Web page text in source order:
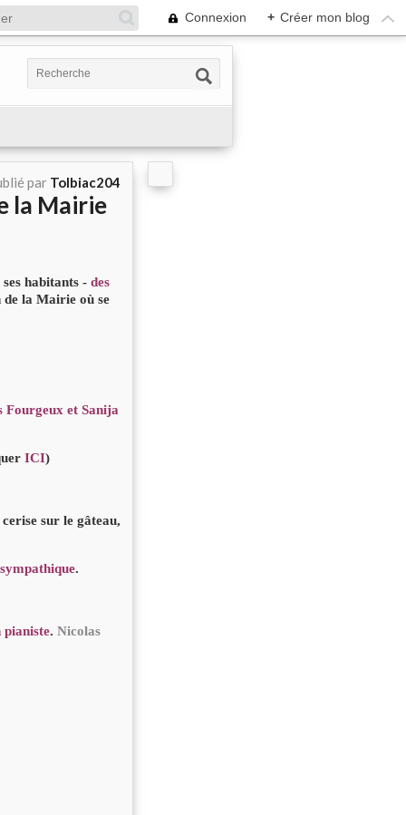
Connexion + Créer mon blog
par Tolbiac204
la Mairie
habitants - des
la Mairie où se
Fourgeux et Sanija
ICI)
sur le gâteau,
.
pianiste. Nicolas